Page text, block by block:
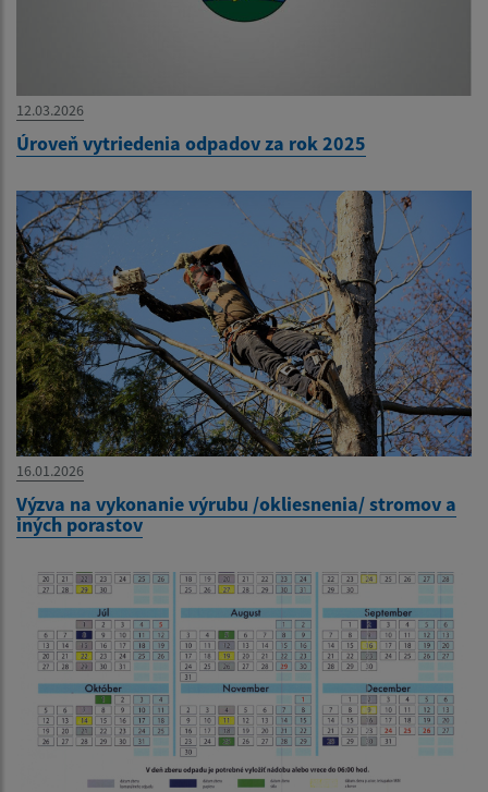
12.03.2026
Úroveň vytriedenia odpadov za rok 2025
16.01.2026
Výzva na vykonanie výrubu /okliesnenia/ stromov a
iných porastov